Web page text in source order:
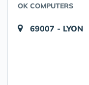
OK COMPUTERS
69007 - LYON